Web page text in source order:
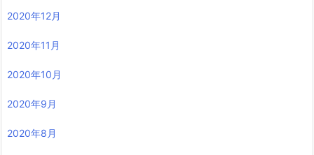
2020年12月
2020年11月
2020年10月
2020年9月
2020年8月